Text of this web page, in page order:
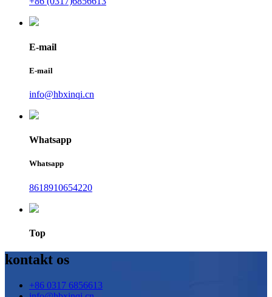
E-mail
E-mail
info@hbxinqi.cn
Whatsapp
Whatsapp
8618910654220
Top
kontakt os
+86 0317 6856613